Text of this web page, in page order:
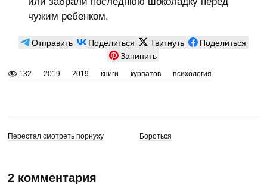
чужим ребенком.
Отправить Поделиться Твитнуть
Поделиться
Запинить
132 2019 2019 книги курпатов психология
Перестал смотреть порнуху Бороться
2 комментария